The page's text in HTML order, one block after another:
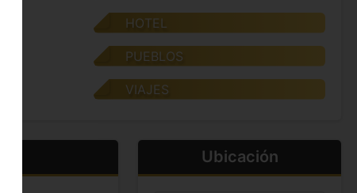
HOTEL
PUEBLOS
VIAJES
Ubicación